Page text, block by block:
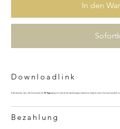
In den
Downloadlink
Bitte beachte, dass der Download-Link30 Tage gültig ist! Lade dir die Spielemappe sobald wie möglich runter. Der Downloadlink
Bezahlung